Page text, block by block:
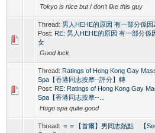
Tokyo is nice but I don’t like this guy
Thread: 男人HEHE的原因 有一部分係因
Post: RE: 男人HEHE的原因 有一部分係
女
Good luck
Thread: Ratings of Hong Kong Gay
Spa【香港同志按摩--評分】轉
Post: RE: Ratings of Hong Kong Gay
Spa【香港同志按摩--...
Hugo spa quite good
Thread: ＝＝【首爾】男同志熱點 【